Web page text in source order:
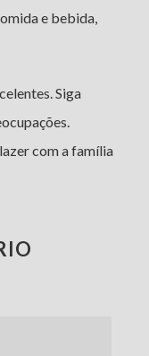
e bebida,
Siga
com a família